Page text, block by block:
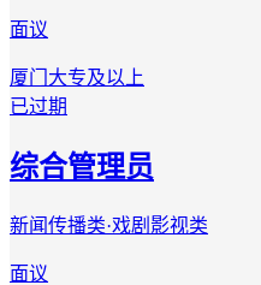
面议
厦门 大专及以上
已过期
综合管理员
新闻传播类·戏剧影视类
面议